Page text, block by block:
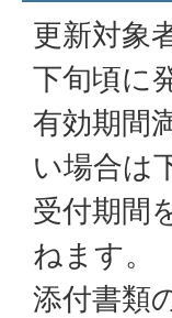
更新対象
下旬頃に
有効期間
い場合は
受付期間
ねます。
添付書類